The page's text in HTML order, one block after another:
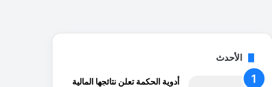
الأحدث
أدوية الحكمة تعلن نتائجها المالية